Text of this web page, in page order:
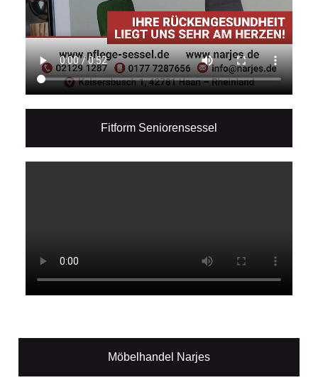
Fitform Seniorensessel
Möbelhandel Narjes